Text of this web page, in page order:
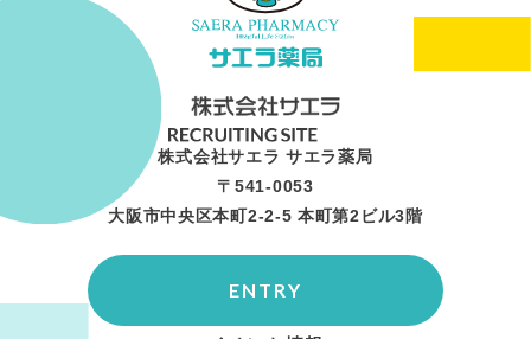
株式会社サエラ サエラ薬局
〒541-0053
大阪市中央区本町2-2-5 本町第2ビル3階
ENTRY